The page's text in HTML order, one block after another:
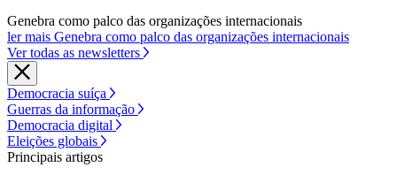
Genebra como palco das organizações internacionais
ler mais Genebra como palco das organizações internacionais
Ver todas as newsletters
Democracia suíça
Guerras da informação
Democracia digital
Eleições globais
Principais artigos